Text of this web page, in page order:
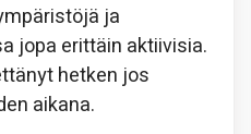
ja
jopa erittäin aktiivisia.
hetken jos
aikana.